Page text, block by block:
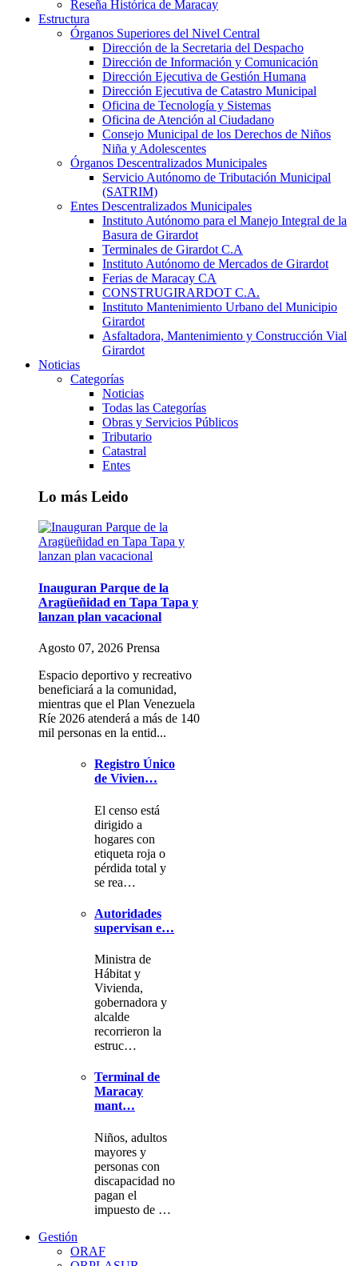
Reseña Histórica de Maracay
Estructura
Órganos Superiores del Nivel Central
Dirección de la Secretaria del Despacho
Dirección de Información y Comunicación
Dirección Ejecutiva de Gestión Humana
Dirección Ejecutiva de Catastro Municipal
Oficina de Tecnología y Sistemas
Oficina de Atención al Ciudadano
Consejo Municipal de los Derechos de Niños
Niña y Adolescentes
Órganos Descentralizados Municipales
Servicio Autónomo de Tributación Municipal
(SATRIM)
Entes Descentralizados Municipales
Instituto Autónomo para el Manejo Integral de la
Basura de Girardot
Terminales de Girardot C.A
Instituto Autónomo de Mercados de Girardot
Ferias de Maracay CA
CONSTRUGIRARDOT C.A.
Instituto Mantenimiento Urbano del Municipio
Girardot
Asfaltadora, Mantenimiento y Construcción Vial
Girardot
Noticias
Categorías
Noticias
Todas las Categorías
Obras y Servicios Públicos
Tributario
Catastral
Entes
Lo más Leido
Inauguran Parque de la
Aragüeñidad en Tapa Tapa y
lanzan plan vacacional
Agosto 07, 2026 Prensa
Espacio deportivo y recreativo
beneficiará a la comunidad,
mientras que el Plan Venezuela
Ríe 2026 atenderá a más de 140
mil personas en la entid...
Registro Único
de Vivien…
El censo está
dirigido a
hogares con
etiqueta roja o
pérdida total y
se rea…
Autoridades
supervisan e…
Ministra de
Hábitat y
Vivienda,
gobernadora y
alcalde
recorrieron la
estruc…
Terminal de
Maracay
mant…
Niños, adultos
mayores y
personas con
discapacidad no
pagan el
impuesto de …
Gestión
ORAF